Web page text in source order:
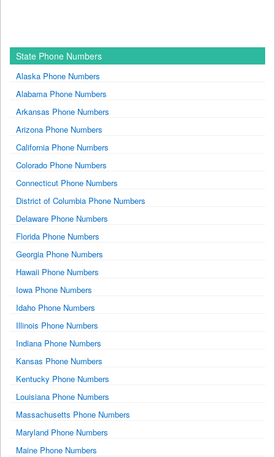
State Phone Numbers
Alaska Phone Numbers
Alabama Phone Numbers
Arkansas Phone Numbers
Arizona Phone Numbers
California Phone Numbers
Colorado Phone Numbers
Connecticut Phone Numbers
District of Columbia Phone Numbers
Delaware Phone Numbers
Florida Phone Numbers
Georgia Phone Numbers
Hawaii Phone Numbers
Iowa Phone Numbers
Idaho Phone Numbers
Illinois Phone Numbers
Indiana Phone Numbers
Kansas Phone Numbers
Kentucky Phone Numbers
Louisiana Phone Numbers
Massachusetts Phone Numbers
Maryland Phone Numbers
Maine Phone Numbers